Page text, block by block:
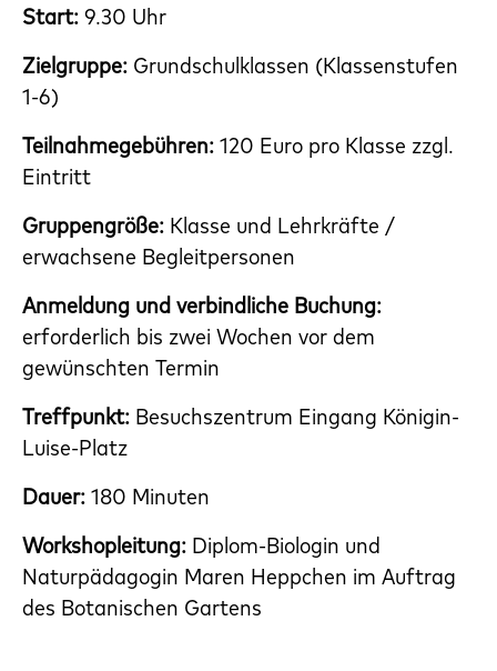
Start: 9.30 Uhr
Zielgruppe: Grundschulklassen (Klassenstufen
1-6)
Teilnahmegebühren: 120 Euro pro Klasse zzgl.
Eintritt
Gruppengröße: Klasse und Lehrkräfte /
erwachsene Begleitpersonen
Anmeldung und verbindliche Buchung:
erforderlich bis zwei Wochen vor dem
gewünschten Termin
Treffpunkt: Besuchszentrum Eingang Königin-
Luise-Platz
Dauer: 180 Minuten
Workshopleitung: Diplom-Biologin und
Naturpädagogin Maren Heppchen im Auftrag
des Botanischen Gartens